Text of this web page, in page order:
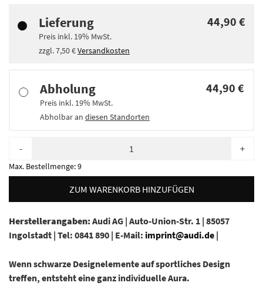
Lieferung
Preis inkl. 19% MwSt.
zzgl.7,50 €Versandkosten
44,90 €
Abholung
Preis inkl. 19% MwSt.
Abholbar an diesen Standorten
44,90 €
- +
Max. Bestellmenge:9
ZUM WARENKORB HINZUFÜGEN
Herstellerangaben: Audi AG | Auto-Union-Str. 1 | 85057
Ingolstadt | Tel: 0841 890 | E-Mail: imprint@audi.de |
Wenn schwarze Designelemente auf sportliches Design
treffen, entsteht eine ganz individuelle Aura.